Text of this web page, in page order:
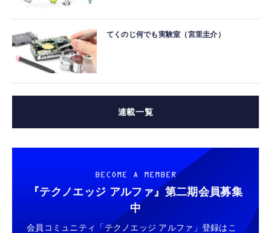
てくのじ何でも実験室（宮里圭介）
連載一覧
BECOME A MEMBER
『テクノエッジ アルファ』 第二期会員募集
中
会員コミュニティ「テクノエッジ アルファ」登録はこ